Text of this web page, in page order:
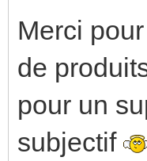
Merci
de
pour un
subjectif